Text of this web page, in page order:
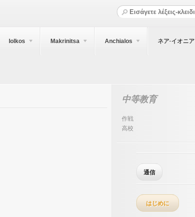
Iolkos Makrinitsa Anchialos ネア·イオニア
中等教育
作戦
高校
通信
はじめに